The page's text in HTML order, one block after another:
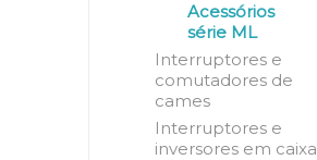
Acessórios
série ML
Interruptores e
comutadores de
cames
Interruptores e
inversores em caixa